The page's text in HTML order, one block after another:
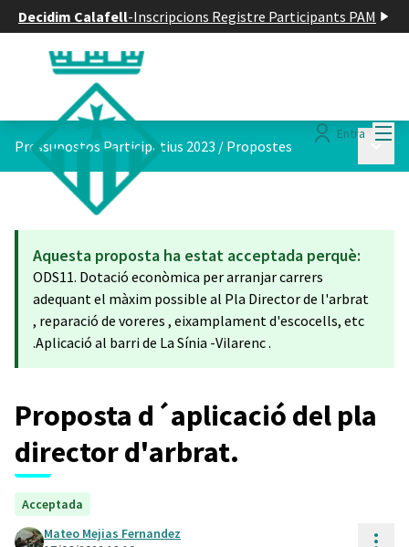
Decidim Calafell-Inscripcions Registre Participants PAM
Entra
Pressupostos Participatius 2023 / Propostes
Aquesta proposta ha estat acceptada perquè:
ODS11. Dotació econòmica per arranjar carrers
adequant el màxim possible al Pla Director de l'arbrat
, reparació de voreres , eixamplament d'escocells, etc
.Aplicació al barri de La Sínia -Vilarenc .
Proposta d´aplicació del pla
director d'arbrat.
Acceptada
Mateo Mejias Fernandez